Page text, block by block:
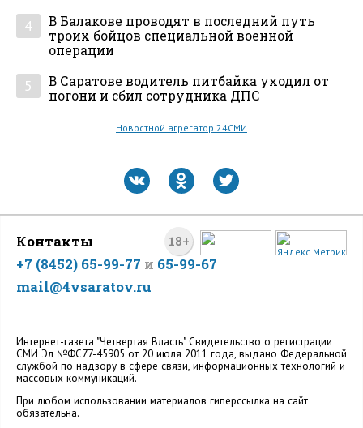
4
В Балакове проводят в последний путь
троих бойцов специальной военной
операции
5
В Саратове водитель питбайка уходил от
погони и сбил сотрудника ДПС
Новостной агрегатор 24СМИ
18+
Контакты
+7 (8452) 65-99-77 и 65-99-67
mail@4vsaratov.ru
Интернет-газета "Четвертая Власть" Cвидетельство о регистрации
СМИ Эл №ФС77-45905 от 20 июля 2011 года, выдано Федеральной
службой по надзору в сфере связи, информационных технологий и
массовых коммуникаций.
При любом использовании материалов гиперссылка на сайт
обязательна.